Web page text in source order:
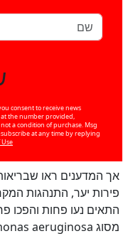
consent to receive news
at the number provided,
a condition of purchase. Msg
at any time by replying
Use
אך המדענים ראו
פירות יער, התנהגות
התאים נעו פחות והפכו
מסוג Pseudomonas aeruginosa.